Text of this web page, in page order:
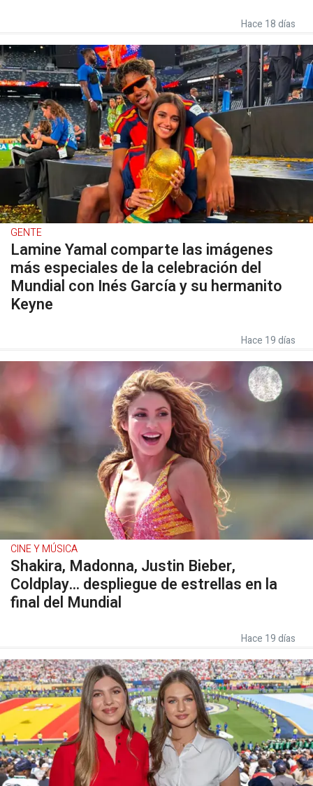
Hace 18 días
GENTE
Lamine Yamal comparte las imágenes
más especiales de la celebración del
Mundial con Inés García y su hermanito
Keyne
Hace 19 días
CINE Y MÚSICA
Shakira, Madonna, Justin Bieber,
Coldplay... despliegue de estrellas en la
final del Mundial
Hace 19 días